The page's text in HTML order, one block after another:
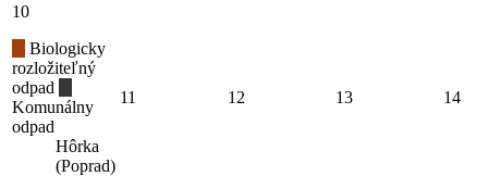
10
Biologicky
rozložiteľný
odpad
Komunálny
odpad
Hôrka
(Poprad)
11 12 13 14